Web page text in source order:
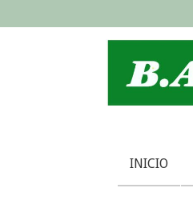
INICIO